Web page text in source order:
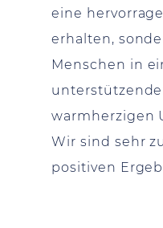
eine
erhalten,
Menschen in
warmherzigen
Wir sind sehr
positiven